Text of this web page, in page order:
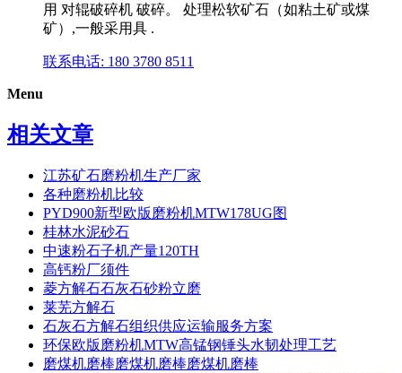
用 对辊破碎机 破碎。 处理松软矿石（如粘土矿或煤
矿）,一般采用具 .
联系电话: 180 3780 8511
Menu
相关文章
江苏矿石磨粉机生产厂家
各种磨粉机比较
PYD900新型欧版磨粉机MTW178UG图
桂林水泥砂石
中速粉石子机产量120TH
高钙粉厂须件
菱方解石石灰石砂粉立磨
莱芜方解石
石灰石方解石组织供应运输服务方案
环保欧版磨粉机MTW高锰钢锤头水韧处理工艺
磨煤机磨棒磨煤机磨棒磨煤机磨棒